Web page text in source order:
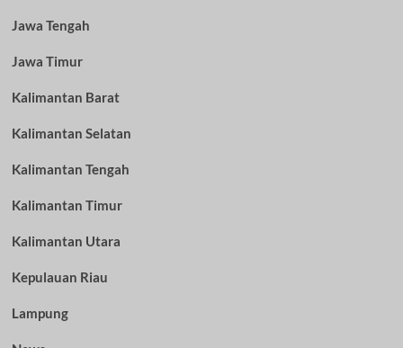
Jawa Tengah
Jawa Timur
Kalimantan Barat
Kalimantan Selatan
Kalimantan Tengah
Kalimantan Timur
Kalimantan Utara
Kepulauan Riau
Lampung